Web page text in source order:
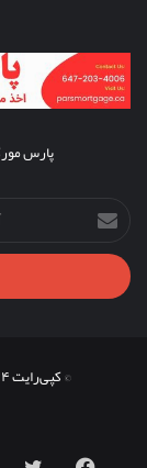
پارس
آدرس
ایمیل
خود
را
وارد
© کپی‌رایت ۲۰۲۴, تمامی حقوق برای پارس مورگیج محفوظ میباشد